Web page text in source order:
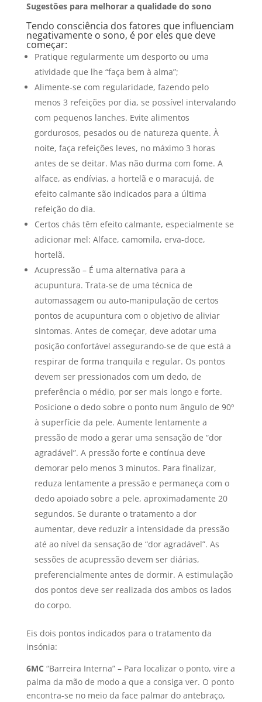
Sugestões para melhorar a qualidade do sono
Tendo consciência dos fatores que influenciam
negativamente o sono, é por eles que deve
começar:
Pratique regularmente um desporto ou uma
atividade que lhe “faça bem à alma”;
Alimente-se com regularidade, fazendo pelo
menos 3 refeições por dia, se possível intervalando
com pequenos lanches. Evite alimentos
gordurosos, pesados ou de natureza quente. À
noite, faça refeições leves, no máximo 3 horas
antes de se deitar. Mas não durma com fome. A
alface, as endívias, a hortelã e o maracujá, de
efeito calmante são indicados para a última
refeição do dia.
Certos chás têm efeito calmante, especialmente se
adicionar mel: Alface, camomila, erva-doce,
hortelã.
Acupressão – É uma alternativa para a
acupuntura. Trata-se de uma técnica de
automassagem ou auto-manipulação de certos
pontos de acupuntura com o objetivo de aliviar
sintomas. Antes de começar, deve adotar uma
posição confortável assegurando-se de que está a
respirar de forma tranquila e regular. Os pontos
devem ser pressionados com um dedo, de
preferência o médio, por ser mais longo e forte.
Posicione o dedo sobre o ponto num ângulo de 90º
à superfície da pele. Aumente lentamente a
pressão de modo a gerar uma sensação de “dor
agradável”. A pressão forte e contínua deve
demorar pelo menos 3 minutos. Para finalizar,
reduza lentamente a pressão e permaneça com o
dedo apoiado sobre a pele, aproximadamente 20
segundos. Se durante o tratamento a dor
aumentar, deve reduzir a intensidade da pressão
até ao nível da sensação de “dor agradável”. As
sessões de acupressão devem ser diárias,
preferencialmente antes de dormir. A estimulação
dos pontos deve ser realizada dos ambos os lados
do corpo.
Eis dois pontos indicados para o tratamento da
insónia:
6MC “Barreira Interna” – Para localizar o ponto, vire a
palma da mão de modo a que a consiga ver. O ponto
encontra-se no meio da face palmar do antebraço,